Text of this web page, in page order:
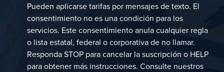
Pueden aplicarse tarifas por mensajes de texto. El
consentimiento no es una condición para los
servicios. Este consentimiento anula cualquier regla
o lista estatal, federal o corporativa de no llamar.
Responda STOP para cancelar la suscripción o HELP
para obtener más instrucciones. Consulte nuestros